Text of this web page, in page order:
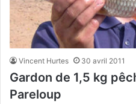
Vincent Hurtes 30 avril 2011
Gardon de 1,5 kg
Pareloup